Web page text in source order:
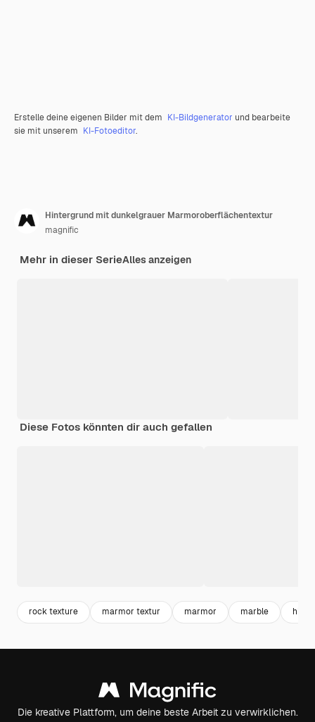
Erstelle deine eigenen Bilder mit dem KI-Bildgenerator und bearbeite
sie mit unserem KI-Fotoeditor.
Hintergrund mit dunkelgrauer Marmoroberflächentextur
magnific
Mehr in dieser SerieAlles anzeigen
Diese Fotos könnten dir auch gefallen
rock texture marmor textur marmor marble
Die kreative Plattform, um deine beste Arbeit zu verwirklichen.